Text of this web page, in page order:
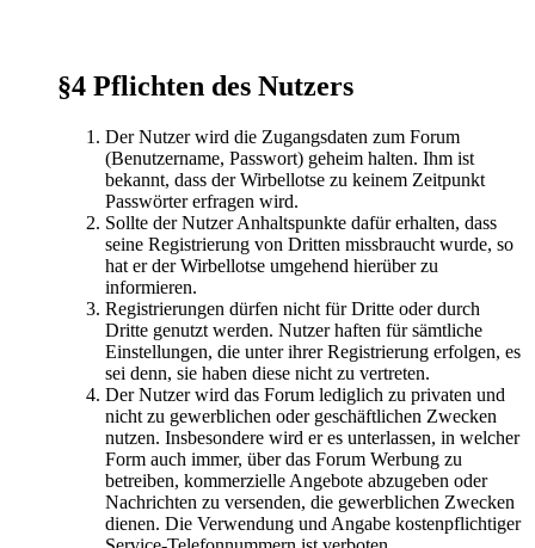
§4 Pflichten des Nutzers
Der Nutzer wird die Zugangsdaten zum Forum
(Benutzername, Passwort) geheim halten. Ihm ist
bekannt, dass der Wirbellotse zu keinem Zeitpunkt
Passwörter erfragen wird.
Sollte der Nutzer Anhaltspunkte dafür erhalten, dass
seine Registrierung von Dritten missbraucht wurde, so
hat er der Wirbellotse umgehend hierüber zu
informieren.
Registrierungen dürfen nicht für Dritte oder durch
Dritte genutzt werden. Nutzer haften für sämtliche
Einstellungen, die unter ihrer Registrierung erfolgen, es
sei denn, sie haben diese nicht zu vertreten.
Der Nutzer wird das Forum lediglich zu privaten und
nicht zu gewerblichen oder geschäftlichen Zwecken
nutzen. Insbesondere wird er es unterlassen, in welcher
Form auch immer, über das Forum Werbung zu
betreiben, kommerzielle Angebote abzugeben oder
Nachrichten zu versenden, die gewerblichen Zwecken
dienen. Die Verwendung und Angabe kostenpflichtiger